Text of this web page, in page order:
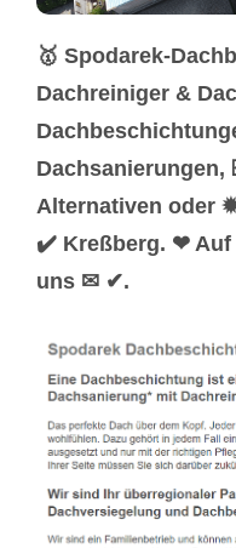
🥇 Spodarek-
Dachreiniger &
Dachsanierungen,
Alternativen oder
✔️ Kreßberg. ❤ Auf
uns ✉ ✔.